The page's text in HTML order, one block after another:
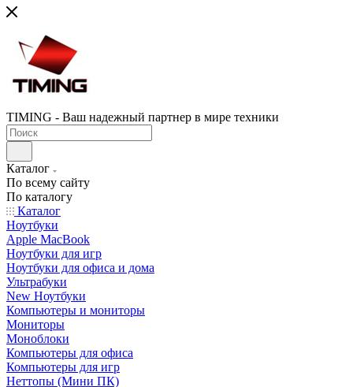
TIMING - Ваш надежный партнер в мире техники
Каталог
По всему сайту
По каталогу
Каталог
Ноутбуки
Apple MacBook
Ноутбуки для игр
Ноутбуки для офиса и дома
Ультрабуки
New Ноутбуки
Компьютеры и мониторы
Мониторы
Моноблоки
Компьютеры для офиса
Компьютеры для игр
Неттопы (Мини ПК)